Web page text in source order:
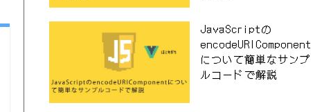
JavaScriptの
encodeURIComponent
について簡単なサンプ
ルコードで解説